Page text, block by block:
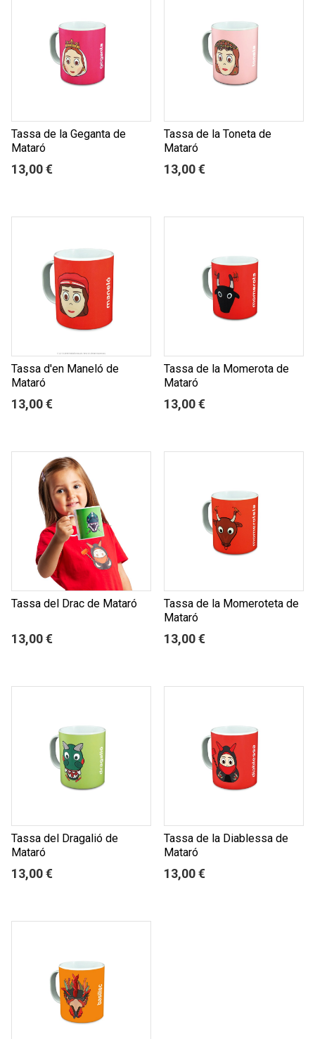
Tassa de la Geganta de
Mataró
13,00 €
Tassa de la Toneta de
Mataró
13,00 €
Tassa d'en Maneló de
Mataró
13,00 €
Tassa de la Momerota de
Mataró
13,00 €
Tassa del Drac de Mataró
13,00 €
Tassa de la Momeroteta de
Mataró
13,00 €
Tassa del Dragalió de
Mataró
13,00 €
Tassa de la Diablessa de
Mataró
13,00 €